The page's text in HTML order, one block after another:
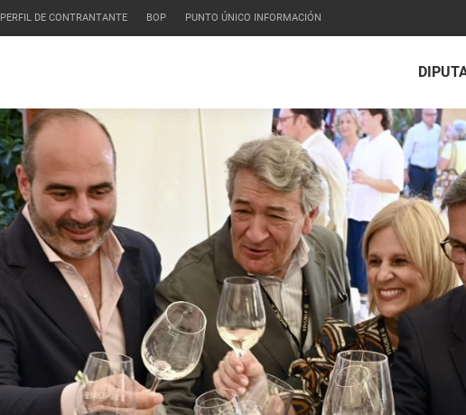
PERFIL DE CONTRANTANTE BOP PUNTO ÚNICO INFORMACIÓN